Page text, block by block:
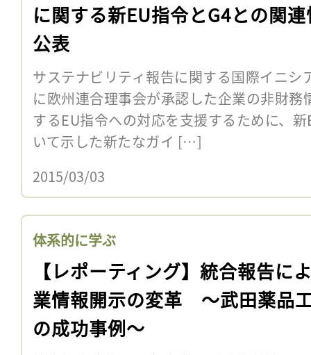
に関する新EU指令とG4との関
公表
サステナビリティ報告に関する国際イニシ
に欧州連合理事会が承認した企業の非財
するEU指令への対応を支援するために、
いて示した新たなガイ […]
2015/03/03
体系的に学ぶ
【レポーティング】統合報告に
業情報開示の変革 〜武田薬品
の成功事例〜